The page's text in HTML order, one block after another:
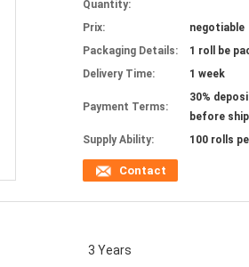
Quantity:
Prix:
negotiable
Packaging Details:
1 roll be
Delivery Time:
1 week
Payment Terms:
30%
before
Supply Ability:
100 rolls
Contact
3 Years